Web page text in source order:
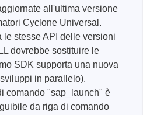
all'ultima versione
Cyclone Universal.
le stesse API delle versioni
dovrebbe sostituire le
SDK supporta una nuova
in parallelo).
comando "sap_launch" è
da riga di comando